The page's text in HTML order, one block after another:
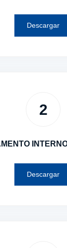
Descargar
2
Descargar